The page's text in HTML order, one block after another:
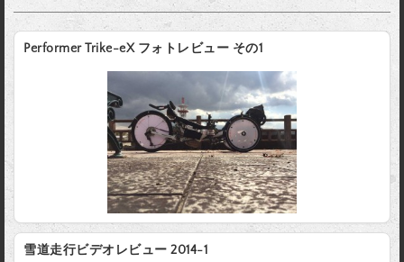
Performer Trike-eX フォトレビュー その1
雪道走行ビデオレビュー 2014-1